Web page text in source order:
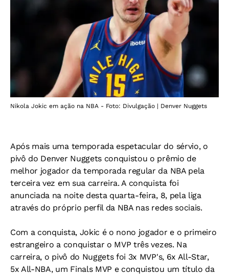
Nikola Jokic em ação na NBA - Foto: Divulgação | Denver Nuggets
Após mais uma temporada espetacular do sérvio, o
pivô do Denver Nuggets conquistou o prêmio de
melhor jogador da temporada regular da NBA pela
terceira vez em sua carreira. A conquista foi
anunciada na noite desta quarta-feira, 8, pela liga
através do próprio perfil da NBA nas redes sociais.
Com a conquista, Jokic é o nono jogador e o primeiro
estrangeiro a conquistar o MVP três vezes. Na
carreira, o pivô do Nuggets foi 3x MVP's, 6x All-Star,
5x All-NBA, um Finals MVP e conquistou um título da